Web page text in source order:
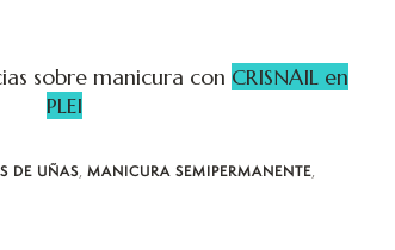
sobre manicura con CRISNAIL en
PLEI
DE UÑAS, MANICURA SEMIPERMANENTE,